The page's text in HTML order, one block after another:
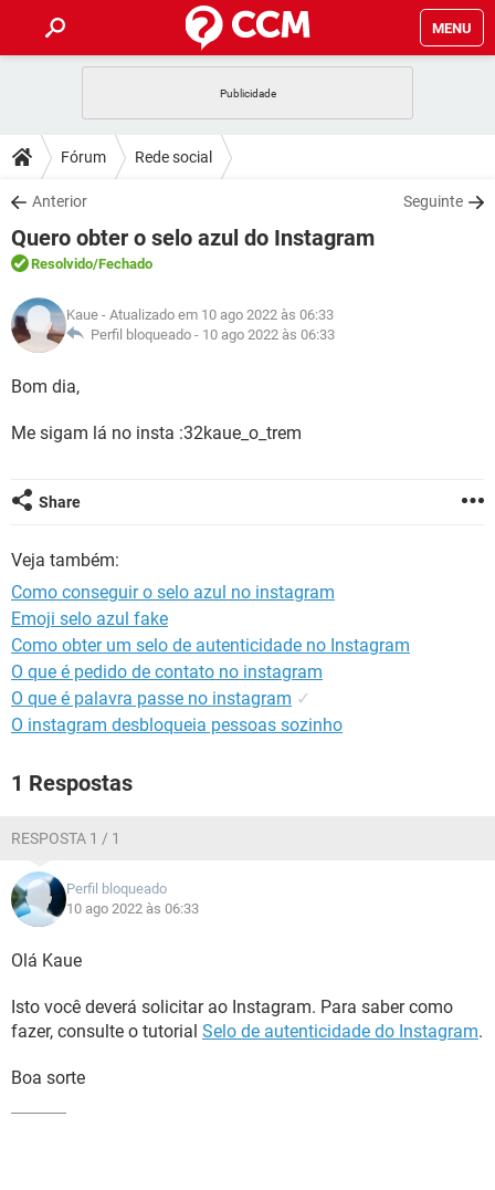
MENU
CELULAR
OUTLOOK
INSTAGRAM GMAIL
GUIA DE COMPRAS
DICAS
JOGOS
OUTLOOK
INSTAGRAM
GUIA DE COMPRAS
DOWNLOADS
JOGOS WHATSAPP
CELULAR
OUTLOOK EXCEL
INSTAGRAM
GUIA DE COMPRAS
FÓRUM
JOGOS
CELULAR FACEBOOK
GUIA DE COMPRAS
GLOSSÁRIO
JOGOS
CELULAR
OUTLOOK EXCEL
GUIA DE COMPRAS
Fórum Rede social
Anterior Seguinte
Quero obter o selo azul do Instagram
Resolvido/Fechado
Kaue - Atualizado em 10 ago 2022 às 06:33
Perfil bloqueado - 10 ago 2022 às 06:33
Bom dia,
Me sigam lá no insta :32kaue_o_trem
Share
Veja também:
Como conseguir o selo azul no instagram
Emoji selo azul fake
Como obter um selo de autenticidade no Instagram
O que é pedido de contato no instagram
O que é palavra passe no instagram ✓
O instagram desbloqueia pessoas sozinho
1 Respostas
RESPOSTA 1 / 1
Perfil bloqueado
10 ago 2022 às 06:33
Olá Kaue
Isto você deverá solicitar ao Instagram. Para saber como
fazer, consulte o tutorial Selo de autenticidade do Instagram.
Boa sorte